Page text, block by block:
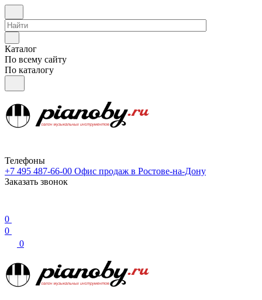
Каталог
По всему сайту
По каталогу
Телефоны
+7 495 487-66-00 Офис продаж в Ростове-на-Дону
Заказать звонок
0
0
0